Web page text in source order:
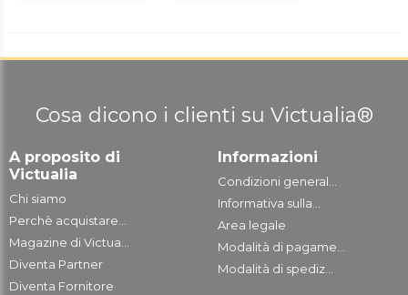
Cosa dicono i clienti su Victualia®
A proposito di
Victualia
Chi siamo
Perchè acquistare...
Magazine di Victua...
Diventa Partner
Diventa Fornitore
Informazioni
Condizioni general...
Informativa sulla...
Area legale
Modalità di pagame...
Modalità di spediz...